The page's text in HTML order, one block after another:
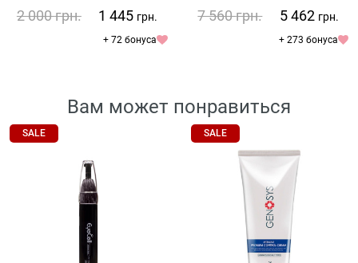
2 000грн. 1 445 грн.
+ 72 бонуса
7 560грн. 5 462 грн.
+ 273 бонуса
Вам может понравиться
SALE SALE